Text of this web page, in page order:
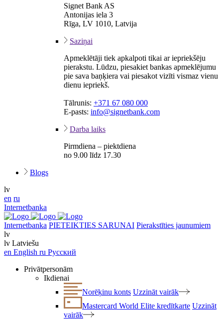
Signet Bank AS
Antonijas iela 3
Rīga, LV 1010, Latvija
Saziņai
Apmeklētāji tiek apkalpoti tikai ar iepriekšēju
pierakstu. Lūdzu, piesakiet bankas apmeklējumu
pie sava baņķiera vai piesakot vizīti vismaz vienu
dienu iepriekš.
Tālrunis: +371 67 080 000
E-pasts: info@signetbank.com
Darba laiks
Pirmdiena – piektdiena
no 9.00 līdz 17.30
Blogs
lv
en ru
Internetbanka
Internetbanka PIETEIKTIES SARUNAI Pierakstīties jaunumiem
lv
lv Latviešu
en English ru Русский
Privātpersonām
Ikdienai
Norēķinu konts Uzzināt vairāk
Mastercard World Elite kredītkarte Uzzināt
vairāk